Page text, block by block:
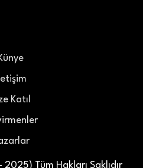
Tüm Hakları Saklıdır
İletişim
Katıl